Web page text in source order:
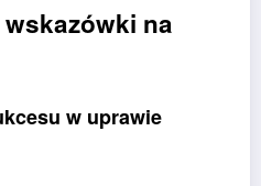
na
w uprawie